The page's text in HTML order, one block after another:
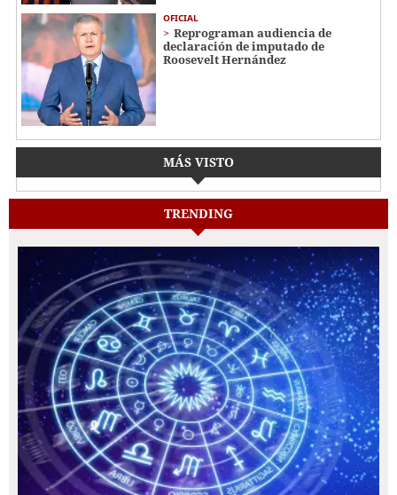
OFICIAL
Reprograman audiencia de
declaración de imputado de
Roosevelt Hernández
MÁS VISTO
TRENDING